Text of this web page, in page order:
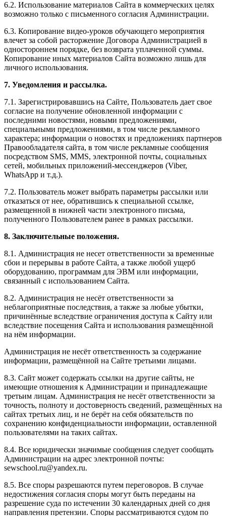
6.2. Использование материалов Сайта в коммерческих целях
возможно только с письменного согласия Администрации.
6.3. Копирование видео-уроков обучающего мероприятия
влечет за собой расторжение Договора Администрацией в
одностороннем порядке, без возврата уплаченной суммы.
Копирование иных материалов Сайта возможно лишь для
личного использования.
7. Уведомления и рассылка.
7.1. Зарегистрировавшись на Сайте, Пользователь дает свое
согласие на получение обновленной информации с
последними новостями, новыми предложениями,
специальными предложениями, в том числе рекламного
характера; информации о новостях и предложениях партнеров
Правообладателя сайта, в том числе рекламные сообщения
посредством SMS, MMS, электронной почты, социальных
сетей, мобильных приложений-мессенджеров (Viber,
WhatsApp и т.д.).
7.2. Пользователь может выбрать параметры рассылки или
отказаться от нее, обратившись к специальной ссылке,
размещенной в нижней части электронного письма,
полученного Пользователем ранее в рамках рассылки.
8. Заключительные положения.
8.1. Администрация не несет ответственности за временные
сбои и перерывы в работе Сайта, а также любой ущерб
оборудованию, программам для ЭВМ или информации,
связанный с использованием Сайта.
8.2. Администрация не несёт ответственности за
неблагоприятные последствия, а также за любые убытки,
причинённые вследствие ограничения доступа к Сайту или
вследствие посещения Сайта и использования размещённой
на нём информации.
Администрация не несёт ответственность за содержание
информации, размещённой на Сайте третьими лицами.
8.3. Сайт может содержать ссылки на другие сайты, не
имеющие отношения к Администрации и принадлежащие
третьим лицам. Администрация не несёт ответственности за
точность, полноту и достоверность сведений, размещённых на
сайтах третьих лиц, и не берёт на себя обязательств по
сохранению конфиденциальности информации, оставленной
пользователями на таких сайтах.
8.4. Все юридически значимые сообщения следует сообщать
Администрации на адрес электронной почты:
sewschool.ru@yandex.ru.
8.5. Все споры разрешаются путем переговоров. В случае
недостижения согласия споры могут быть переданы на
разрешение суда по истечении 30 календарных дней со дня
направления претензии. Споры рассматриваются судом по